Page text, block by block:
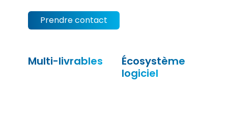
Prendre contact
Multi-livrables
Écosystème
logiciel